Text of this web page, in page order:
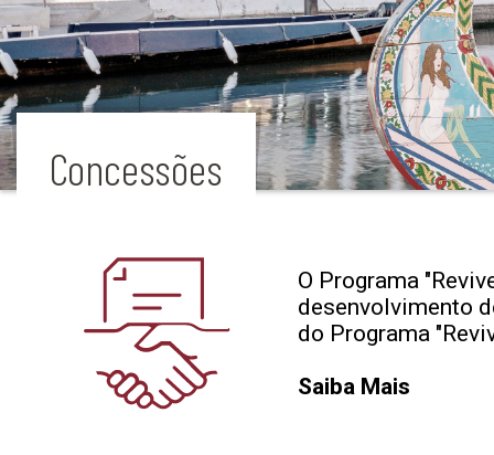
Concessões
O Programa
desenvolvimento
do Programa
Saiba Mais